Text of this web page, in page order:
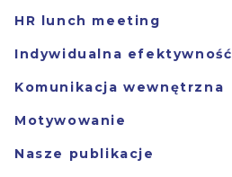
HR lunch meeting
Indywidualna efektywność
Komunikacja wewnętrzna
Motywowanie
Nasze publikacje